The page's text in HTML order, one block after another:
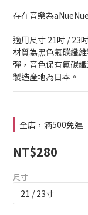
存在音樂為
適用尺寸 21吋 / 23
材質為黑色氟碳纖
彈，音色保有氟碳
製造產地為日本。
全店，滿500免運
NT$280
尺寸